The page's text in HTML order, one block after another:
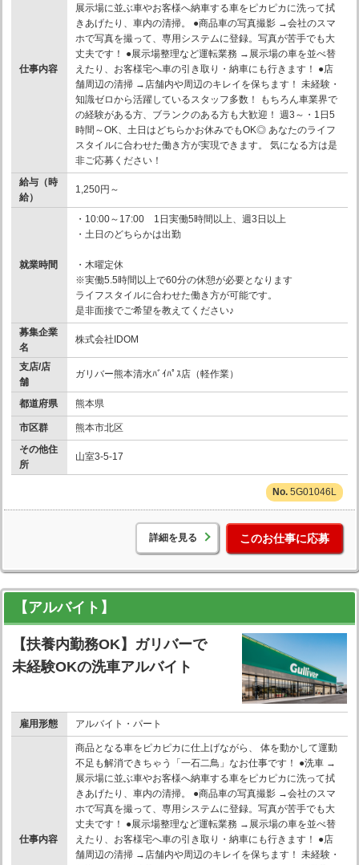
仕事内容
展示場に並ぶ車やお客様へ納車する車をピカピカに洗って拭
きあげたり、車内の清掃。 ●商品車の写真撮影 →会社のスマ
ホで写真を撮って、専用システムに登録。写真が苦手でも大
丈夫です！ ●展示場整理など運転業務 →展示場の車を並べ替
えたり、お客様宅へ車の引き取り・納車にも行きます！ ●店
舗周辺の清掃 →店舗内や周辺のキレイを保ちます！ 未経験・
知識ゼロから活躍しているスタッフ多数！ もちろん車業界で
の経験がある方、ブランクのある方も大歓迎！ 週3～・1日5
時間～OK、土日はどちらかお休みでもOK◎ あなたのライフ
スタイルに合わせた働き方が実現できます。 気になる方は是
非ご応募ください！
給与（時
給）
1,250円～
就業時間
・10:00～17:00 1日実働5時間以上、週3日以上
・土日のどちらかは出勤
・木曜定休
※実働5.5時間以上で60分の休憩が必要となります
ライフスタイルに合わせた働き方が可能です。
是非面接でご希望を教えてください♪
募集企業
名
株式会社IDOM
支店/店
舗
ガリバー熊本清水ﾊﾞｲﾊﾟｽ店（軽作業）
都道府県 熊本県
市区群
熊本市北区
その他住
所
山室3-5-17
5G01046L
詳細を見る このお仕事に応募
【アルバイト】
【扶養内勤務OK】ガリバーで
未経験OKの洗車アルバイト
雇用形態 アルバイト・パート
仕事内容
商品となる車をピカピカに仕上げながら、 体を動かして運動
不足も解消できちゃう「一石二鳥」なお仕事です！ ●洗車 →
展示場に並ぶ車やお客様へ納車する車をピカピカに洗って拭
きあげたり、車内の清掃。 ●商品車の写真撮影 →会社のスマ
ホで写真を撮って、専用システムに登録。写真が苦手でも大
丈夫です！ ●展示場整理など運転業務 →展示場の車を並べ替
えたり、お客様宅へ車の引き取り・納車にも行きます！ ●店
舗周辺の清掃 →店舗内や周辺のキレイを保ちます！ 未経験・